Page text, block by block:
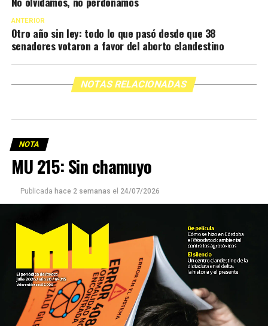
ANTERIOR
Otro año sin ley: todo lo que pasó desde que 38
senadores votaron a favor del aborto clandestino
NOTAS RELACIONADAS
NOTA
MU 215: Sin chamuyo
Publicada hace 2 semanas el 24/07/2026